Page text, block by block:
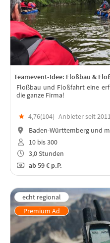
Teamevent-Idee: Floßbau &
Floßbau und Floßfahrt eine
die ganze Firma!
★ 4,76(104) Anbieter seit 2011
Baden-Württemberg und
10 bis 300
3,0 Stunden
ab59 € p.P.